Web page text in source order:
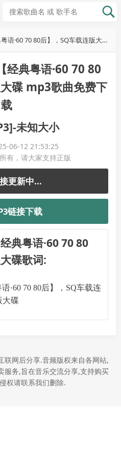
连版大碟,mp3歌曲免费下载,无损音乐下载,音乐免费下载,歌曲下载网站
典粤语·60 70 80
碟 mp3歌曲免费下
载
未知大小
06-12 21:53:25
有，请大家支持正版
更新中...
链接下载
典粤语·60 70 80
碟歌词:
·60 70 80后】，SQ车载连
大碟
联网后分享.音频版权来自各网站,
服务,旨在音乐交流分享,支持购买
权请联系我们删除.